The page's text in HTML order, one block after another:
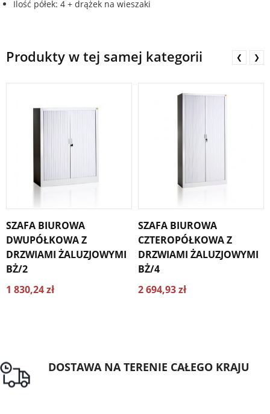
Ilość półek: 4 + drążek na wieszaki
Produkty w tej samej kategorii
SZAFA BIUROWA
DWUPÓŁKOWA Z
DRZWIAMI ŻALUZJOWYMI
BŻ/2
1 830,24 zł
SZAFA BIUROWA
CZTEROPÓŁKOWA Z
DRZWIAMI ŻALUZJOWYMI
BŻ/4
2 694,93 zł
❮ ❯
DOSTAWA NA TERENIE CAŁEGO KRAJU